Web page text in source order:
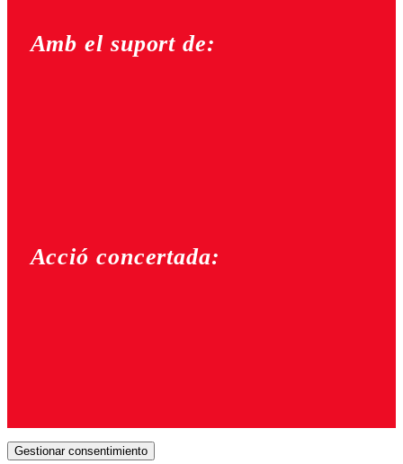
Amb el suport de:
Acció concertada:
Gestionar consentimiento